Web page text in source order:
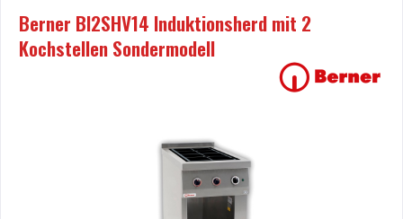
Berner BI2SHV14 Induktionsherd mit 2
Kochstellen Sondermodell